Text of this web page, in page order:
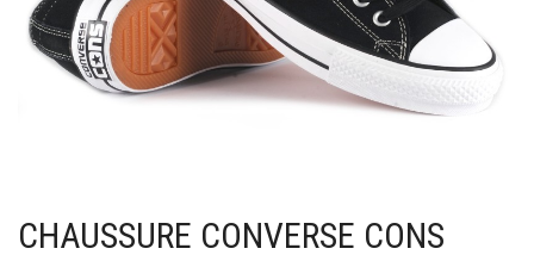
CHAUSSURE CONVERSE CONS